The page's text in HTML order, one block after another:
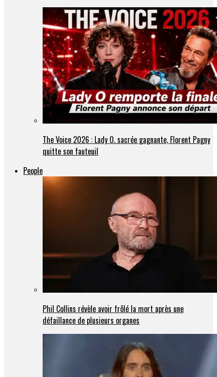
The Voice 2026 : Lady O. sacrée gagnante, Florent Pagny
quitte son fauteuil
People
Phil Collins révèle avoir frôlé la mort après une
défaillance de plusieurs organes